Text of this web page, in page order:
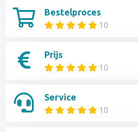
Bestelproces
10
Prijs
10
Service
10